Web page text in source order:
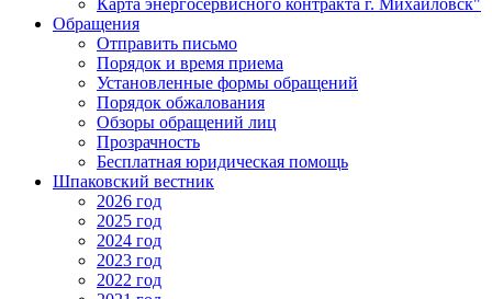
Карта энергосервисного контракта г. Михайловск"
Обращения
Отправить письмо
Порядок и время приема
Установленные формы обращений
Порядок обжалования
Обзоры обращений лиц
Прозрачность
Бесплатная юридическая помощь
Шпаковский вестник
2026 год
2025 год
2024 год
2023 год
2022 год